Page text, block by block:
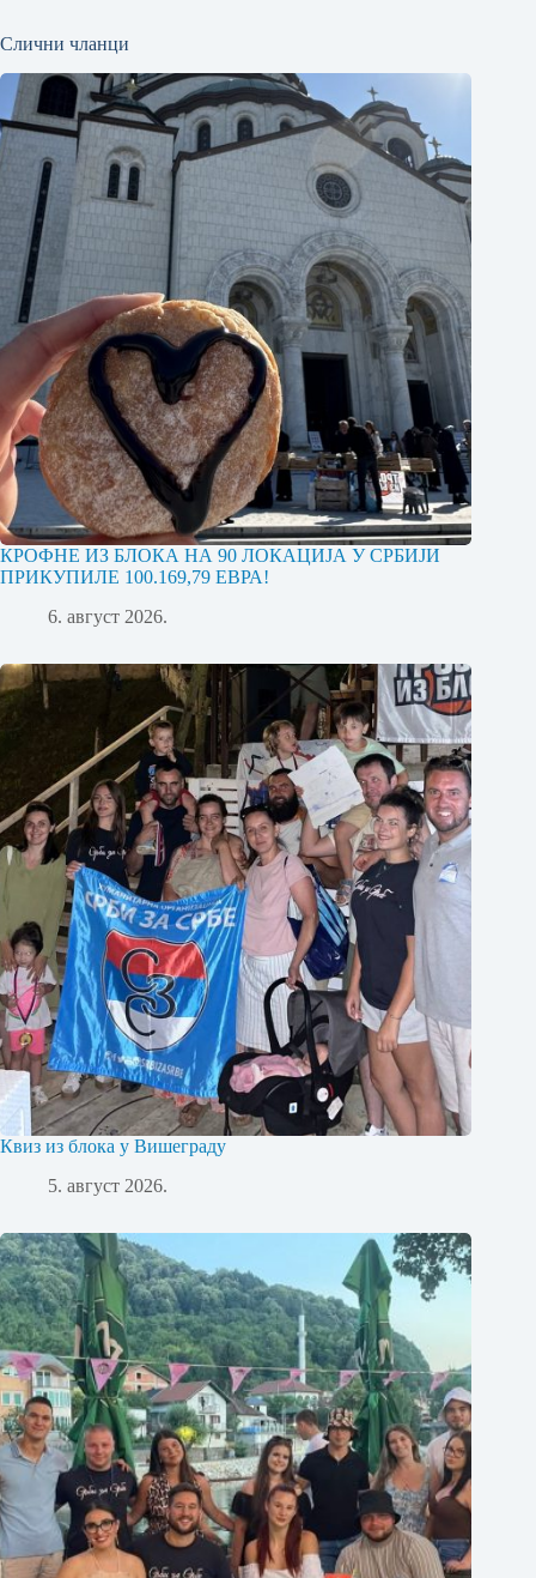
Слични чланци
КРОФНЕ ИЗ БЛОКА НА 90 ЛОКАЦИЈА У СРБИЈИ
ПРИКУПИЛЕ 100.169,79 ЕВРА!
6. август 2026.
Квиз из блока у Вишеграду
5. август 2026.